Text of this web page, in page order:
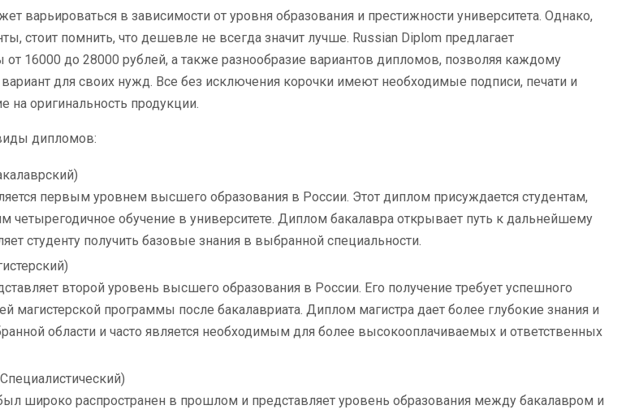
варьироваться в зависимости от уровня образования и престижности университета. Однако,
стоит помнить, что дешевле не всегда значит лучше. Russian Diplom предлагает
16000 до 28000 рублей, а также разнообразие вариантов дипломов, позволяя каждому
для своих нужд. Все без исключения корочки имеют необходимые подписи, печати и
оригинальность продукции.
дипломов:
первым уровнем высшего образования в России. Этот диплом присуждается студентам,
обучение в университете. Диплом бакалавра открывает путь к дальнейшему
студенту получить базовые знания в выбранной специальности.
второй уровень высшего образования в России. Его получение требует успешного
магистерской программы после бакалавриата. Диплом магистра дает более глубокие знания и
области и часто является необходимым для более высокооплачиваемых и ответственных
широко распространен в прошлом и представляет уровень образования между бакалавром и